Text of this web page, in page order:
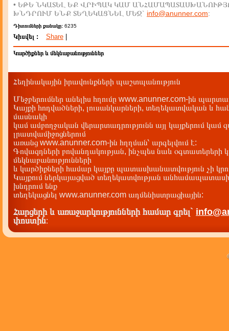
• ԵԹԵ ՆԿԱՏԵԼ ԵՔ ՎՐԻՊԱԿ ԿԱՄ
ԽՆԴՐՈՒՄ ԵՆՔ ՏԵՂԵԿԱՑՆԵԼ ՄԵԶ` info@anunner.com:
Դիտումների քանակը: 6235
Կիսվել : Share
Կարծիքներ և մեկնաբանություններ
Հեղինակային իրավունքների պաշտպանություն
Մեջբերումներ անելիս հղումը www.anunner.com-ին
Կայքի հոդվածների, լուսանկարների, տեղեկատվական և
մասնակի
կամ ամբողջական վերարտադրությունն այլ կայքերում կամ
լրատվամիջոցներում
առանց www.anunner.com-ին հղղման՝ արգելվում է:
Գովազդների բովանդակության, ինչպես նաև օգտատերերի
մեկնաբանությունների
և կարծիքների համար կայքը պատասխանատվություն չի
Կայքում ներկայացված տեղեկատվության
խնդրում ենք
տեղեկացնել www.anunner.com ադմենիստրացիային:
Հարցերի և առաջարկությունների համար գրել`
փոստին: